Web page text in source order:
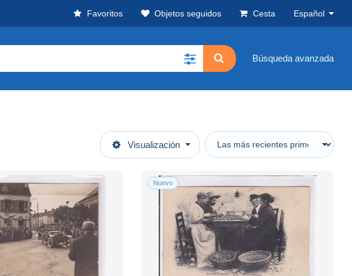
Favoritos Objetos seguidos Cesta Español
Búsqueda avanzada
Visualización
Nuevo